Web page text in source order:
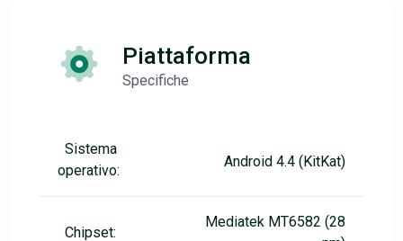
Piattaforma
Specifiche
Sistema
operativo:
Android 4.4 (KitKat)
Chipset:
Mediatek MT6582 (28